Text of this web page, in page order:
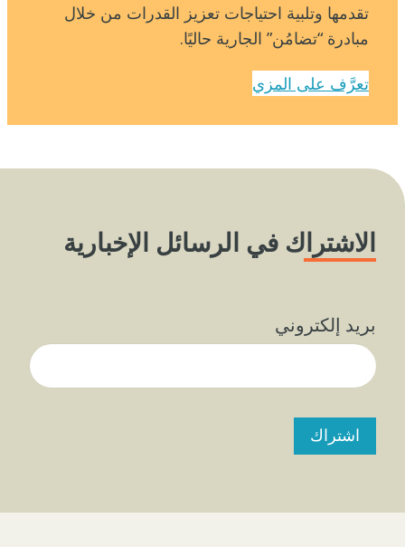
تقدمها وتلبية احتياجات تعزيز القدرات من خلال
مبادرة “تضامُن” الجارية حاليًا.
تعرَّف على المزي
الاشتراك في الرسائل الإخبارية
بريد إلكتروني
اشتراك